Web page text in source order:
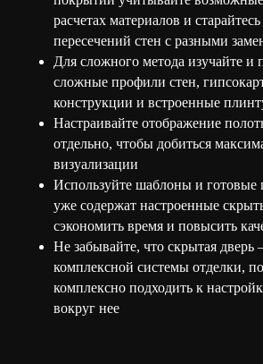
расчетах материалов и старайтесь
пересечений стен с разными
Для сложного метода изучайте и
сложные профили стен,
конструкции и встроенные
Настраивайте отображение
отдельно, чтобы добиться
визуализации
Используйте шаблоны и готовые
уже содержат настроенные
сэкономить время и повысить
Не забывайте, что скрытая дверь
комплексной системы отделки,
комплексно подходить к
вокруг нее